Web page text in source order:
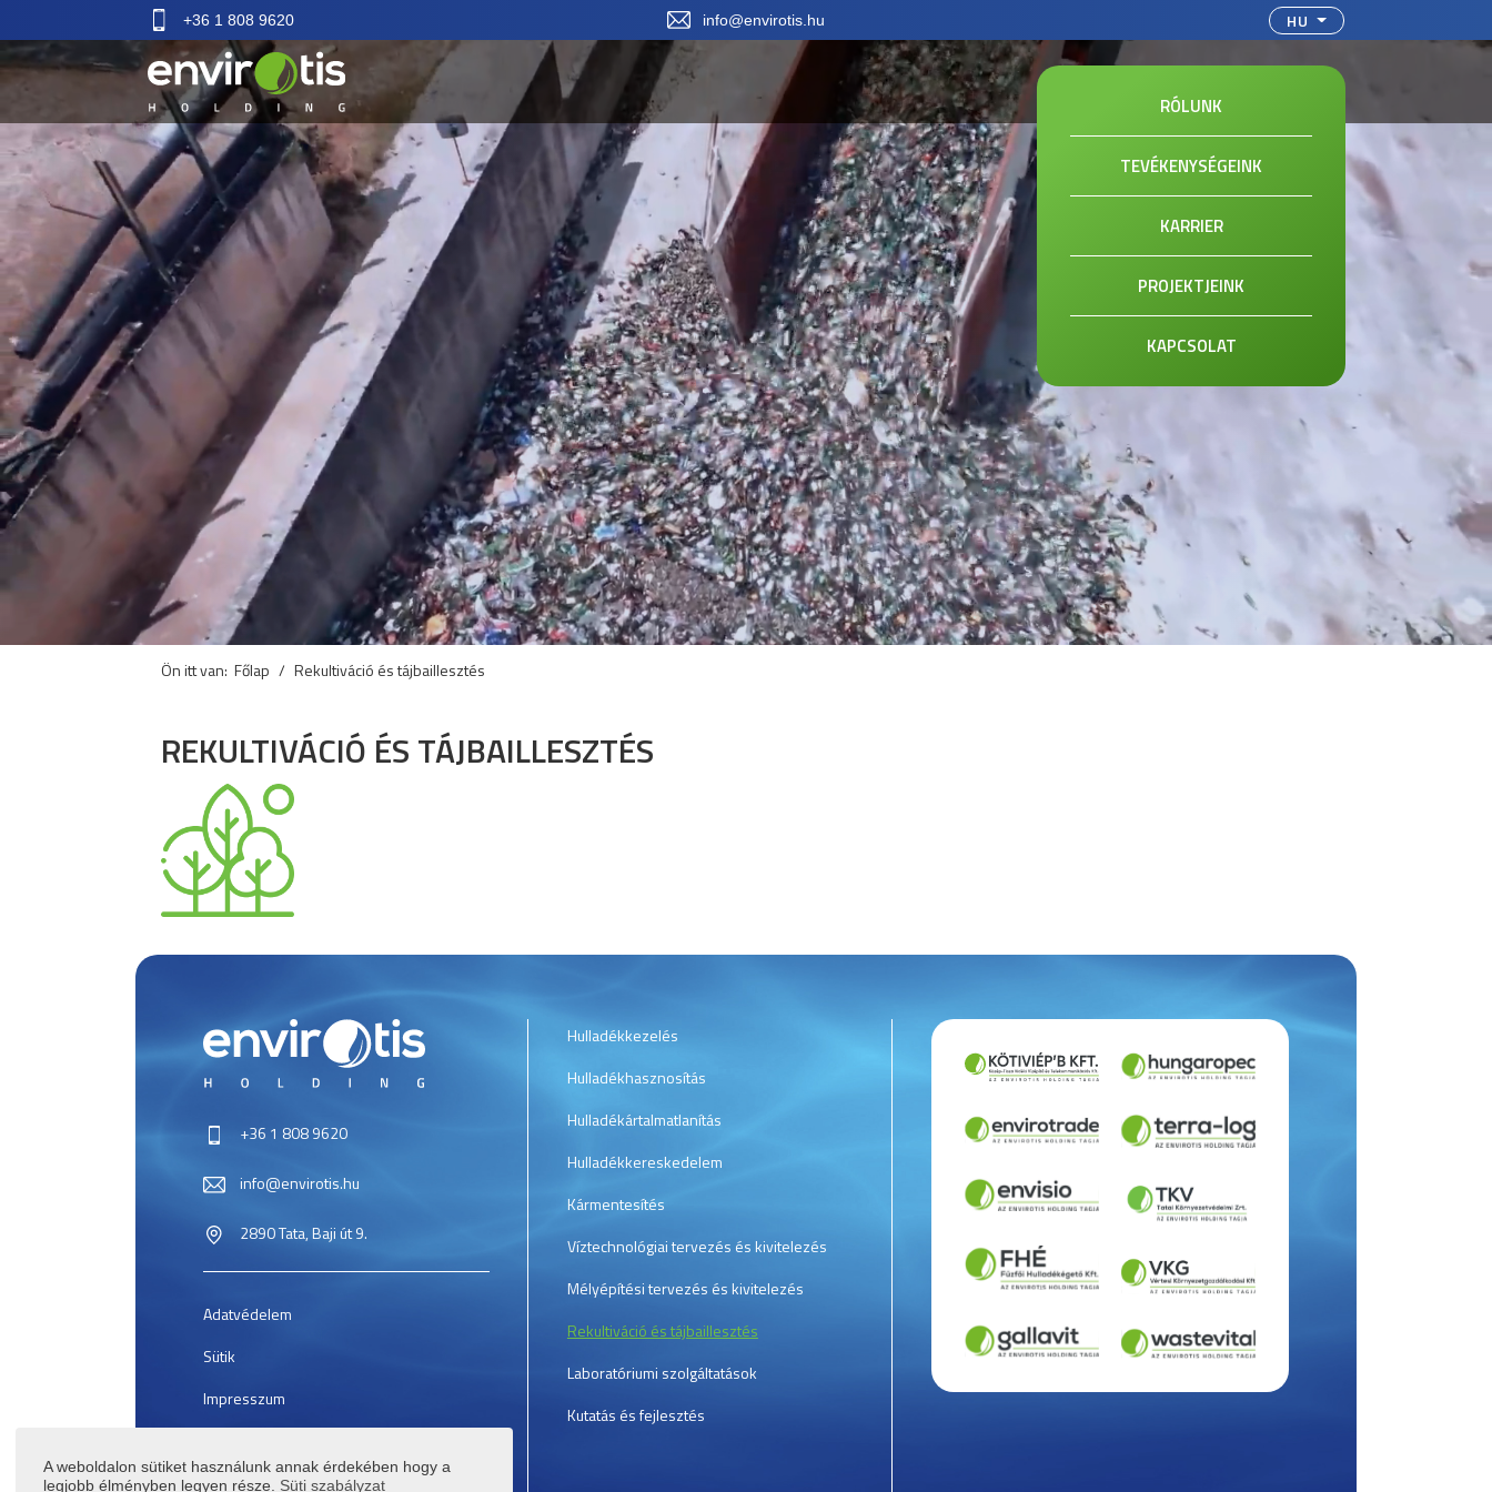
A weboldalon sütiket használunk annak érdekében hogy a
legjobb élményben legyen része.
Süti szabályzat
+36 1 808 9620 info@envirotis.hu HU
RÓLUNK
TEVÉKENYSÉGEINK
KARRIER
PROJEKTJEINK
KAPCSOLAT
Ön itt van: Főlap Rekultiváció és tájbaillesztés
REKULTIVÁCIÓ ÉS TÁJBAILLESZTÉS
+36 1 808 9620
info@envirotis.hu
2890 Tata, Baji út 9.
Adatvédelem
Sütik
Impresszum
Piac
Hulladékkezelés
Hulladékhasznosítás
Hulladékártalmatlanítás
Hulladékkereskedelem
Kármentesítés
Víztechnológiai tervezés és kivitelezés
Mélyépítési tervezés és kivitelezés
Rekultiváció és tájbaillesztés
Laboratóriumi szolgáltatások
Kutatás és fejlesztés